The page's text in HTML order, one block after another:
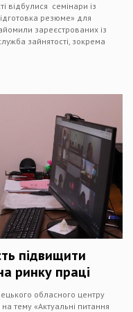
відбулися семінари із
резюме» для
зареєстрованих із
зайнятості, зокрема
підвищити
ринку праці
обласного центру
тему «Актуальні питання